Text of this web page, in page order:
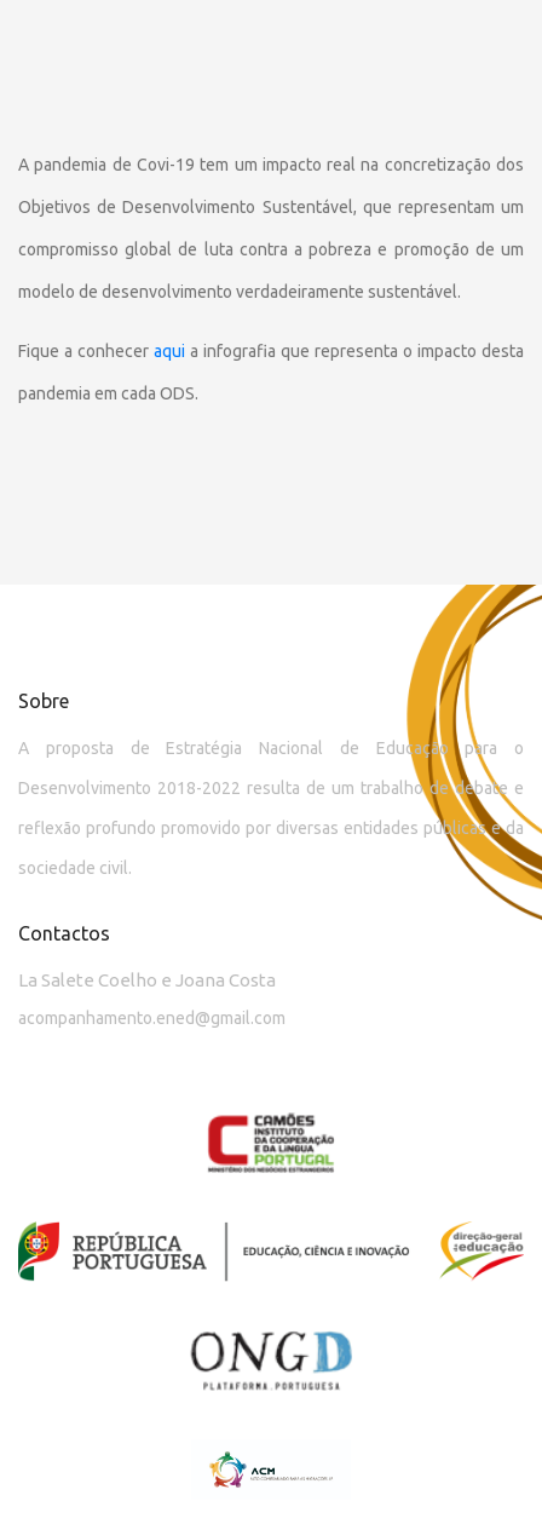
A pandemia de Covi-19 tem um impacto real na concretização dos
Objetivos de Desenvolvimento Sustentável, que representam um
compromisso global de luta contra a pobreza e promoção de um
modelo de desenvolvimento verdadeiramente sustentável.
Fique a conhecer aqui a infografia que representa o impacto desta
pandemia em cada ODS.
Sobre
A proposta de Estratégia Nacional de Educação para o
Desenvolvimento 2018-2022 resulta de um trabalho de debate e
reflexão profundo promovido por diversas entidades públicas e da
sociedade civil.
Contactos
La Salete Coelho e Joana Costa
acompanhamento.ened@gmail.com